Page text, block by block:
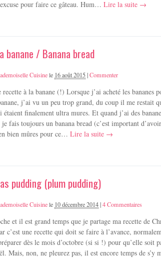
pour faire ce gâteau. Hum… Lire la suite →
banane / Banana bread
Cuisinele 16 août 2015|Commenter
recette à la banane (!) Lorsque j’ai acheté les bananes
j’ai vu un peu trop grand, du coup il me restait
étaient finalement ultra mures. Et quand j’ai des
je fais toujours un banana bread (c’est important
bien mûres pour ce… Lire la suite →
pudding (plum pudding)
Cuisinele 10 décembre 2014|4 Commentaires
et il est grand temps que je partage ma recette de
c’est une recette qui doit se faire à l’avance,
dès le mois d’octobre (si si !) pour qu’elle soit
Mais, non, ne pleurez pas, il est encore temps de s’y